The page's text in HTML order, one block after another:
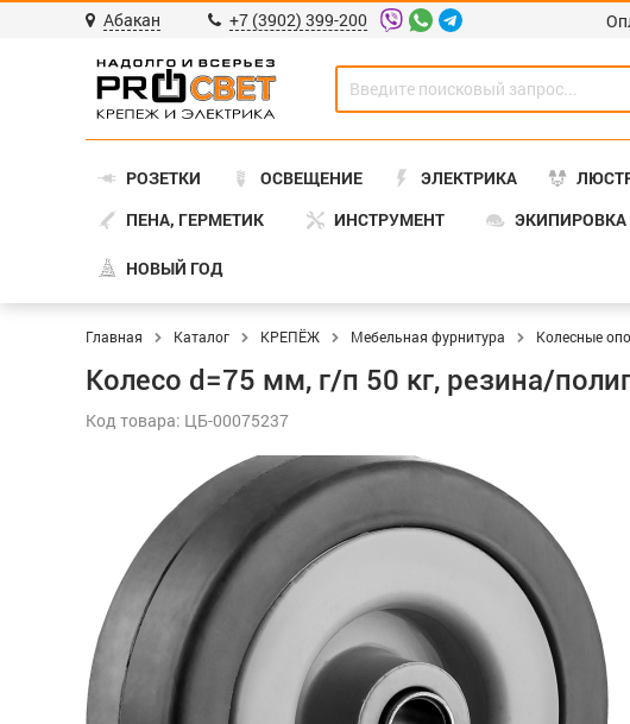
Абакан +7 (3902) 399-200
РОЗЕТКИ ОСВЕЩЕНИЕ ЭЛЕКТРИКА
ПЕНА, ГЕРМЕТИК
ИНСТРУМЕНТ ЭКИПИРОВКА
НОВЫЙ ГОД
Главная Каталог КРЕПЁЖ Мебельная фурнитура Колесные
Колесо d=75 мм, г/п 50 кг, резина/
Код товара: ЦБ-00075237